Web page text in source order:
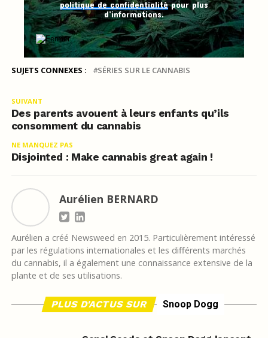
politique de confidentialitépour plus
d’informations.
SUJETS CONNEXES : SÉRIES SUR LE CANNABIS
SUIVANT
Des parents avouent à leurs enfants qu’ils
consomment du cannabis
NE MANQUEZ PAS
Disjointed : Make cannabis great again !
Aurélien BERNARD
Aurélien a créé Newsweed en 2015. Particulièrement intéressé
par les régulations internationales et les différents marchés
du cannabis, il a également une connaissance extensive de la
plante et de ses utilisations.
PLUS D'ACTUS SUR Snoop Dogg